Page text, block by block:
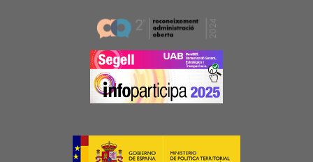
Image
Image